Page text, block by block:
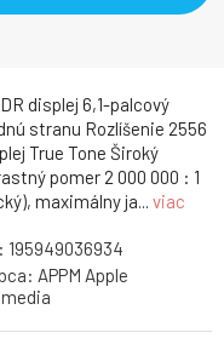
displej 6,1-palcový
stranu Rozlíšenie 2556
True Tone Široký
pomer 2 000 000 : 1
maximálny ja... viac
195949036934
APPM Apple